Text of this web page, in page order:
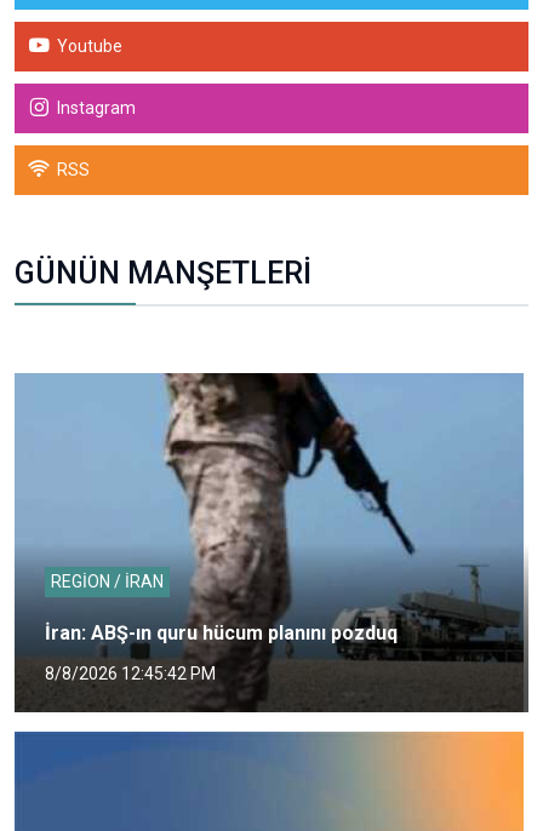
Youtube
Instagram
RSS
GÜNÜN MANŞETLERİ
REGİON / İRAN
İran: ABŞ-ın quru hücum planını pozduq
8/8/2026 12:45:42 PM